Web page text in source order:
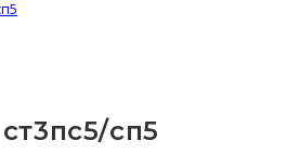
сп5